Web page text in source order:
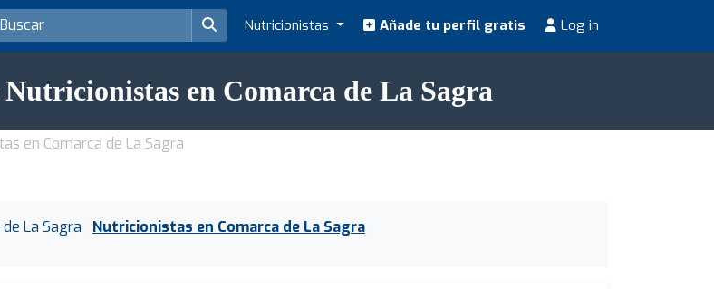
Nutricionistas Añade tu perfil gratis Log in
Nutricionistas en Comarca de La Sagra
en Comarca de La Sagra
La Sagra Nutricionistas en Comarca de La Sagra